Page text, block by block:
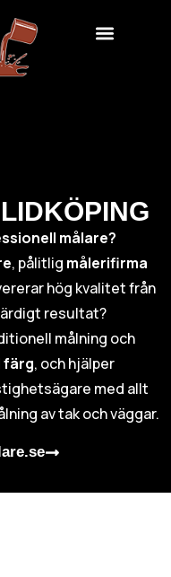
målare?
, pålitlig målerifirma
hög kvalitet från
resultat?
målning och
färg, och hjälper
med allt
av tak och väggar.